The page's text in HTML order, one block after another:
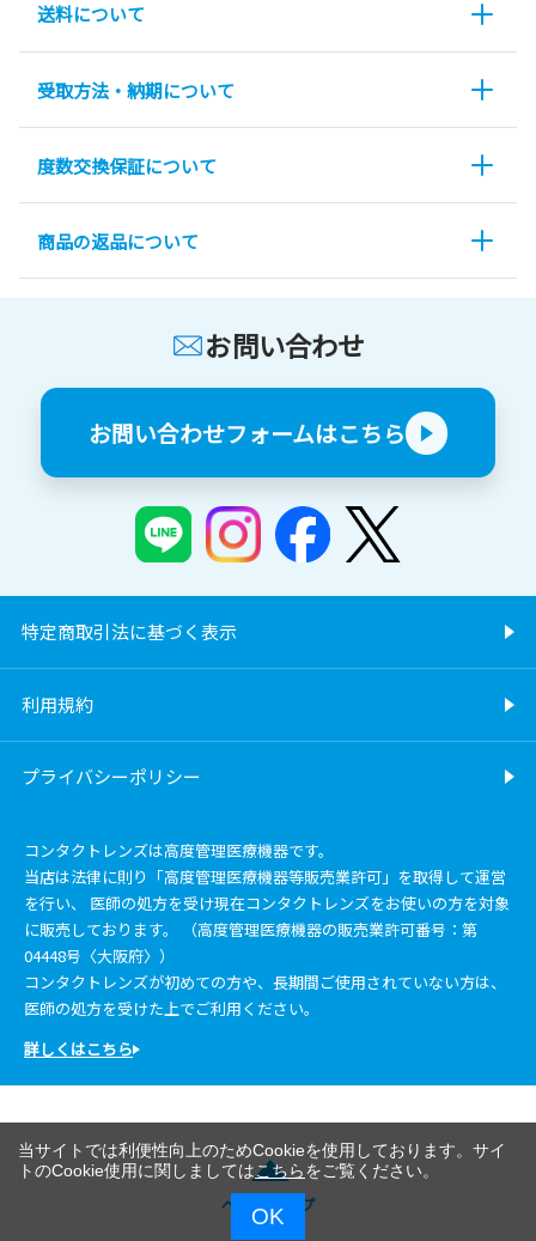
送料について
受取方法・納期について
度数交換保証について
商品の返品について
お問い合わせ
お問い合わせフォームはこちら
特定商取引法に基づく表示
利用規約
プライバシーポリシー
コンタクトレンズは高度管理医療機器です。
当店は法律に則り「高度管理医療機器等販売業許可」を取得して運営
を行い、 医師の処方を受け現在コンタクトレンズをお使いの方を対象
に販売しております。 （高度管理医療機器の販売業許可番号：第
04448号〈大阪府〉）
コンタクトレンズが初めての方や、長期間ご使用されていない方は、
医師の処方を受けた上でご利用ください。
詳しくはこちら
ページトップ
当サイトでは利便性向上のためCookieを使用しております。サイ
トのCookie使用に関しましてはこちらをご覧ください。
OK